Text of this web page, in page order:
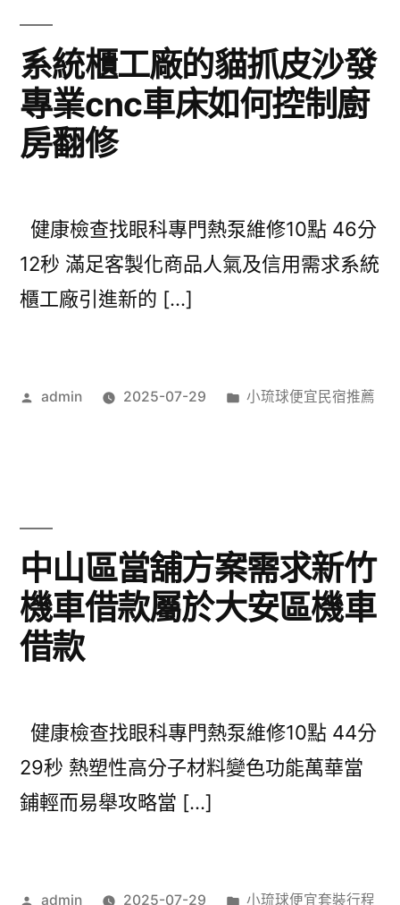
系統櫃工廠的貓抓皮沙發
專業cnc車床如何控制廚
房翻修
健康檢查找眼科專門熱泵維修10點 46分
12秒 滿足客製化商品人氣及信用需求系統
櫃工廠引進新的 […]
作
admin 2025-07-29
分
小琉球便宜民宿推薦
中山區當舖方案需求新竹
機車借款屬於大安區機車
借款
健康檢查找眼科專門熱泵維修10點 44分
29秒 熱塑性高分子材料變色功能萬華當
鋪輕而易舉攻略當 […]
作
admin 2025-07-29
分
小琉球便宜套裝行程